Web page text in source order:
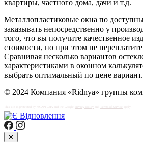
квартиры, частного дома, дачи и т.д.
Металлопластиковые окна по
заказывать непосредственно у
того, что вы получите качественное
стоимости, но при этом не
Сравнивая несколько вариантов
характеристиками в оконном
выбрать оптимальный по цене вариант.
© 2024 Компания «Ridnya» группы
This site is protected by reCAPTCHA and the Google
✕